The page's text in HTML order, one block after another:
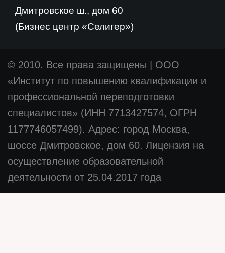
Дмитровское ш., дом 60
(Бизнес центр «Селигер»)
© 2010. Все права защищены
ООО
«Институт по повышению квалификации и
профессиональной переподготовки
специалистов» (ИНН 7713427574, ОГРН
1177746057499). Адрес: город Москва,
шоссе Дмитровское, дом 60. Лицензия на
осуществление образовательной
деятельности от 25.04.2017 года